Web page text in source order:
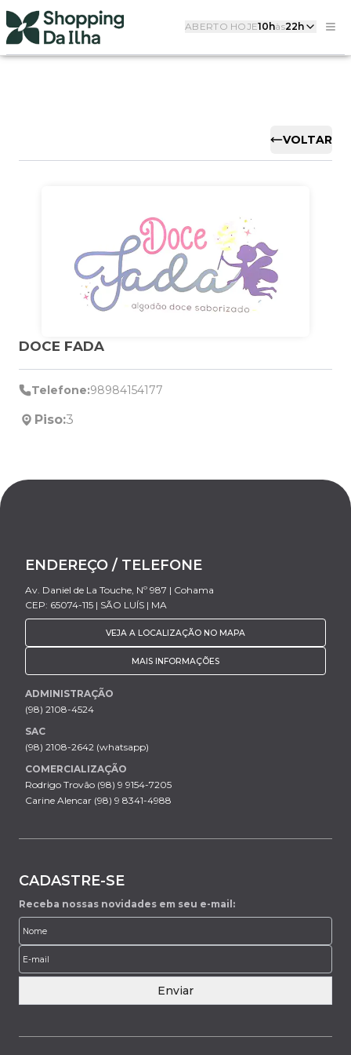
ABERTO HOJE10hàs22h
VOLTAR
DOCE FADA
Telefone:98984154177
Piso:3
ENDEREÇO / TELEFONE
Av. Daniel de La Touche, Nº 987 | Cohama
CEP: 65074-115 | SÃO LUÍS | MA
VEJA A LOCALIZAÇÃO NO MAPA
MAIS INFORMAÇÕES
ADMINISTRAÇÃO
(98) 2108-4524
SAC
(98) 2108-2642 (whatsapp)
COMERCIALIZAÇÃO
Rodrigo Trovão (98) 9 9154-7205
Carine Alencar (98) 9 8341-4988
CADASTRE-SE
Receba nossas novidades em seu e-mail:
Enviar